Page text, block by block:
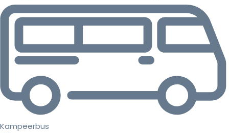
Kampeerbus